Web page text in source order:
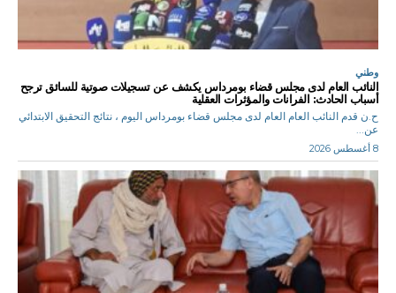
وطني
النائب العام لدى مجلس قضاء بومرداس يكشف عن تسجيلات صوتية للسائق ترجح
أسباب الحادث: الفرانات والمؤثرات العقلية
ح.ن قدم النائب العام العام لدى مجلس قضاء بومرداس اليوم ، نتائج التحقيق الابتدائي
عن...
8 أغسطس 2026